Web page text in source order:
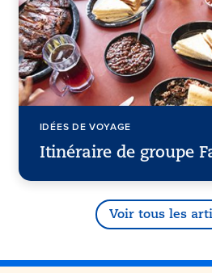
IDÉES DE VOYAGE
Itinéraire de groupe
Voir tous les